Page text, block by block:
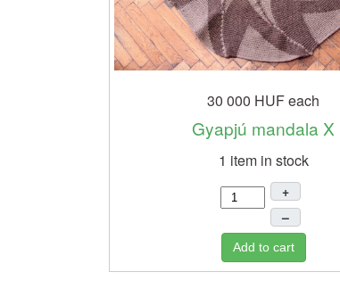
30 000 HUFeach
Gyapjú mandala X
1 item in stock
+
–
Add to cart